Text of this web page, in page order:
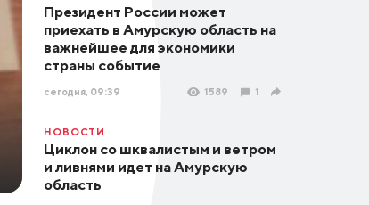
Президент России может
приехать в Амурскую область на
важнейшее для экономики
страны событие
сегодня, 09:39 1589 1
НОВОСТИ
Циклон со шквалистым и ветром
и ливнями идет на Амурскую
область